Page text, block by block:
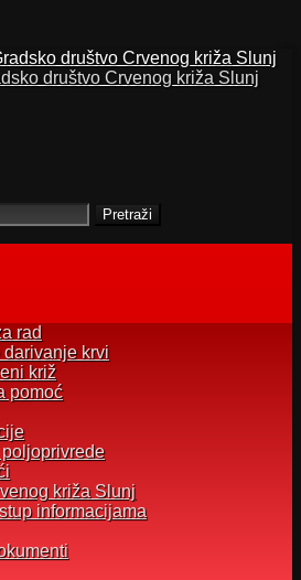
društvo Crvenog križa Slunj
rad
darivanje krvi
križ
pomoć
križa Slunj
informacijama